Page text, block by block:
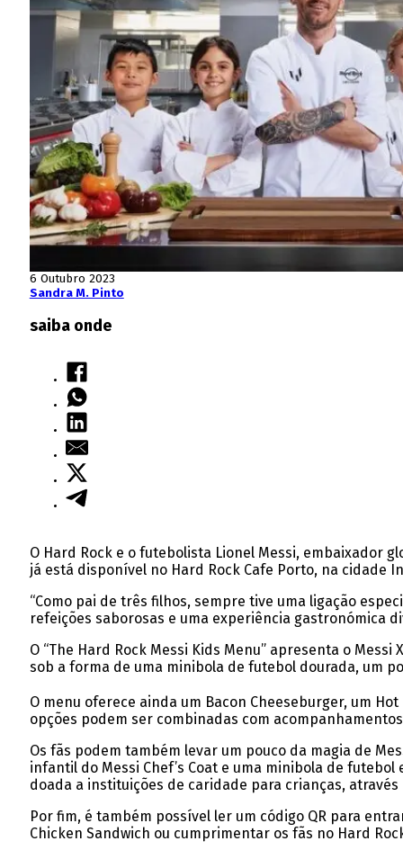
6 Outubro 2023
Sandra M. Pinto
saiba onde
O Hard Rock e o futebolista Lionel Messi, embaixador
já está disponível no Hard Rock Cafe Porto, na cidade
“Como pai de três filhos, sempre tive uma ligação
refeições saborosas e uma experiência gastronómica
O “The Hard Rock Messi Kids Menu” apresenta o
sob a forma de uma minibola de futebol dourada, um
O menu oferece ainda um Bacon Cheeseburger, um Hot
opções podem ser combinadas com
Os fãs podem também levar um pouco da magia de
infantil do Messi Chef’s Coat e uma minibola de
doada a instituições de caridade para crianças, através
Por fim, é também possível ler um código QR para
Chicken Sandwich ou cumprimentar os fãs no Hard